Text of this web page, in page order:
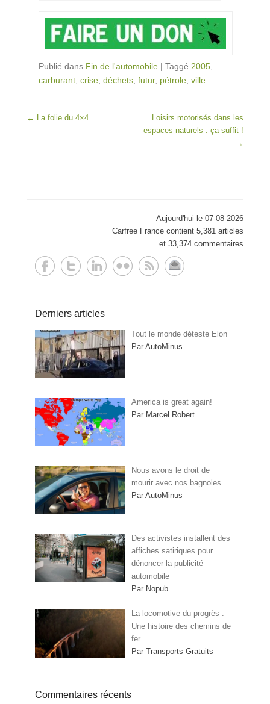
Publié dans Fin de l'automobile | Taggé 2005
carburant crise déchets futur, pétrole ville
Post navigation
← La folie du 4×4
Loisirs motorisés dans les
espaces naturels : ça suffit !
→
Aujourd'hui le 07-08-2026
Carfree France contient 5,381 articles
et 33,374 commentaires
Derniers articles
Tout le monde déteste Elon
Par AutoMinus
America is great again!
Par Marcel Robert
Nous avons le droit de
mourir avec nos bagnoles
Par AutoMinus
Des activistes installent des
affiches satiriques pour
dénoncer la publicité
automobile
Par Nopub
La locomotive du progrès :
Une histoire des chemins de
fer
Par Transports Gratuits
Commentaires récents